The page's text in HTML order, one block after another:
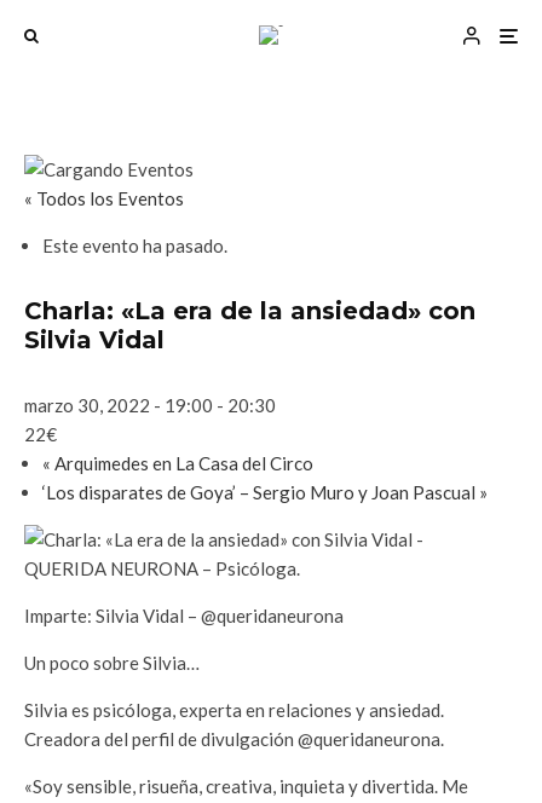
« Todos los Eventos
Este evento ha pasado.
Charla: «La era de la ansiedad» con
Silvia Vidal
marzo 30, 2022 - 19:00 - 20:30
22€
« Arquimedes en La Casa del Circo
‘Los disparates de Goya’ – Sergio Muro y Joan Pascual »
QUERIDA NEURONA – Psicóloga.
Imparte: Silvia Vidal – @queridaneurona
Un poco sobre Silvia…
Silvia es psicóloga, experta en relaciones y ansiedad.
Creadora del perfil de divulgación @queridaneurona.
«Soy sensible, risueña, creativa, inquieta y divertida. Me